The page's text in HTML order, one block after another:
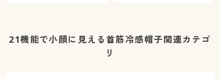
21機能で小顔に見える首筋冷感帽子関連カテゴ
リ